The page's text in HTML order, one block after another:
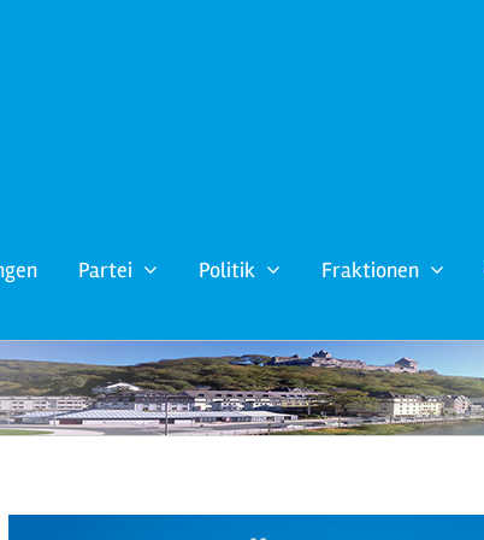
Partei Politik Fraktionen